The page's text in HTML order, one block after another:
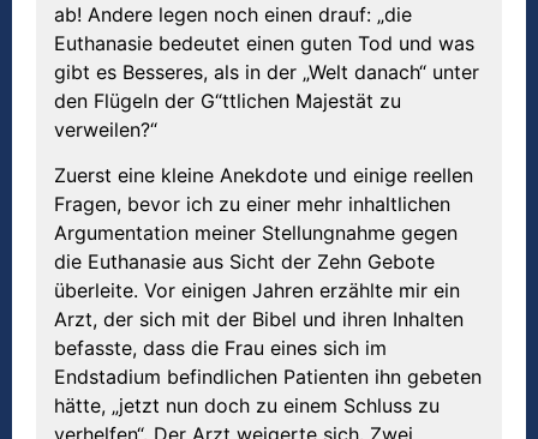
ab! Andere legen noch einen drauf: „die
Euthanasie bedeutet einen guten Tod und was
gibt es Besseres, als in der „Welt danach“ unter
den Flügeln der G“ttlichen Majestät zu
verweilen?“
Zuerst eine kleine Anekdote und einige reellen
Fragen, bevor ich zu einer mehr inhaltlichen
Argumentation meiner Stellungnahme gegen
die Euthanasie aus Sicht der Zehn Gebote
überleite. Vor einigen Jahren erzählte mir ein
Arzt, der sich mit der Bibel und ihren Inhalten
befasste, dass die Frau eines sich im
Endstadium befindlichen Patienten ihn gebeten
hätte, „jetzt nun doch zu einem Schluss zu